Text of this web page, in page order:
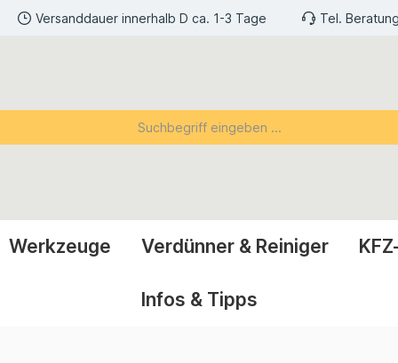
Versanddauer innerhalb D ca. 1-3 Tage Tel.
Werkzeuge Verdünner & Reiniger
Infos & Tipps